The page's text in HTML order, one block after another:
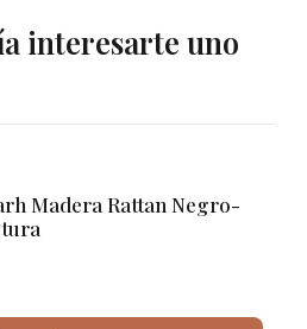
interesarte uno
Madera Rattan Negro-